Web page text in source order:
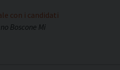
con i candidati
Boscone Mi